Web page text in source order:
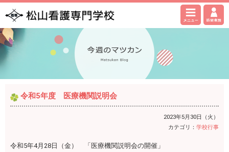
令和5年度 医療機関説明会
2023年5月30日（火）
カテゴリ： 学校行事
令和5年4月28日（金） 「医療機関説明会の開催」